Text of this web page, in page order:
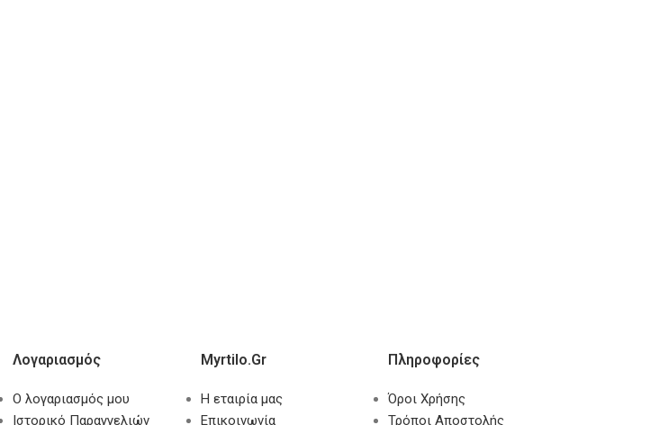
Λογαριασμός
Ο λογαριασμός μου
Ιστορικό Παραγγελιών
Myrtilo.gr
Η εταιρία μας
Επικοινωνία
Πληροφορίες
Όροι Χρήσης
Τρόποι Αποστολής